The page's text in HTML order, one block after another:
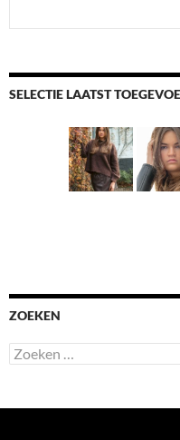
SELECTIE LAATST
ZOEKEN
Zoeken
naar: